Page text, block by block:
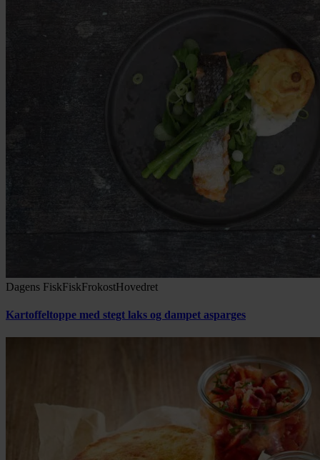
Dagens FiskFiskFrokostHovedret
Kartoffeltoppe med stegt laks og dampet asparges